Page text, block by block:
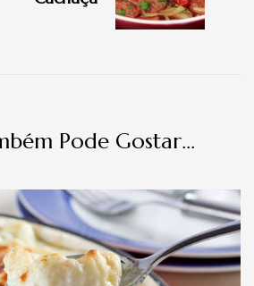
Pode Gostar...